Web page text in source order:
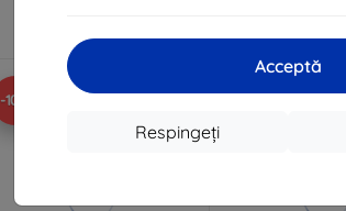
Acceptă
Respingeți
-10%